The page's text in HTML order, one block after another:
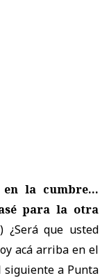
la cumbre...
para la otra
¿Será que usted
acá arriba en el
siguiente a Punta